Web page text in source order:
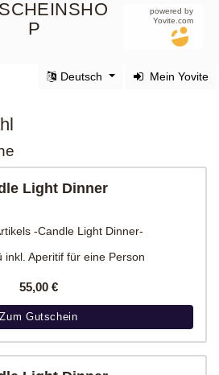
P
powered by
Yovite.com
Mein Yovite
Deutsch
Light Dinner
inkl. Aperitif für eine Person
55,00 €
Zum Gutschein